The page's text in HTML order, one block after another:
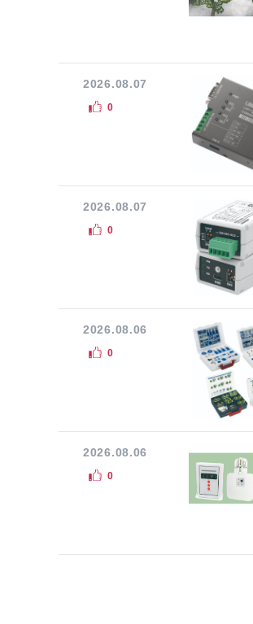
2026.08.07
0
2026.08.07
0
2026.08.06
0
2026.08.06
0